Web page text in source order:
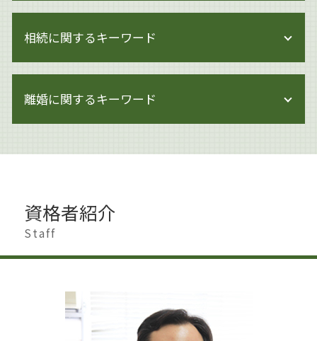
著作権 訴える
著作権とは
著作権 著作物
著作権 保護期間
著作権 知的財産権 違い
著作権 メリット
著作権 期間
著作権とは 画像
著作権 対策
著作権 何がダメ
著作権 損害賠償
著作権 対象外
上場準備
企業法務 杉並区
事業承継 法人
企業法務 調査
企業法務 知財
企業法務 雇用問題
企業法務 契約書
事業承継 代表者 変更
内部統制 見直し
企業法務 取り組み
企業法務 契約審査
相続に関するキーワード
相続 スケジュール
相続 生前贈与
生前対策 相続
相続 手続き
遺産分割 争い
相続人 行方不明
相続 手続き 代行
生前対策 とは
相続 調停 流れ
離婚に関するキーワード
離婚 会社 手続き
離婚調停 別居
離婚 杉並区
離婚準備 男
離婚 慰謝料
資格者紹介
Staff